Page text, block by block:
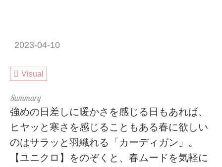
2023-04-10
Visual
強めの日差しに暖かさを感じる日もあれば、
ヒヤッと寒さを感じることもある春に欲しい
のはサラッと羽織れる「カーディガン」。
【ユニクロ】をのぞくと、春ムードを気軽に